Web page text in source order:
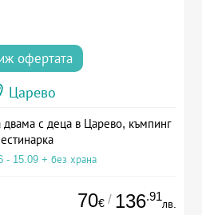
офертата
Царево
с деца в Царево, къмпинг
- 15.09 + без храна
70€ / 136.91
лв.